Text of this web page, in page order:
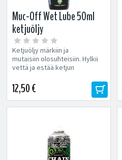
Muc-Off Wet Lube 50ml
ketjuöljy
Ketjuöljy märkiin ja
mutaisiin olosuhteisiin. Hylkii
vettä ja estää ketjun
pehmeän vaihteen...
12,50 €